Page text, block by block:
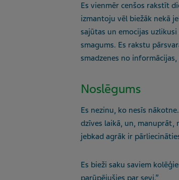
Es vienmēr cenšos rakstīt
izmantoju vēl biežāk nekā
sajūtas un emocijas
smagums. Es rakstu
smadzenes no
Noslēgums
Es nezinu, ko nesīs
dzīves laikā, un, manuprāt,
jebkad agrāk ir
Es bieži saku saviem